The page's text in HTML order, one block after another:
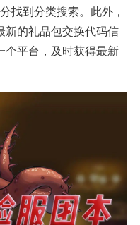
找到分类搜索。此外，
新的礼品包交换代码信
个平台，及时获得最新